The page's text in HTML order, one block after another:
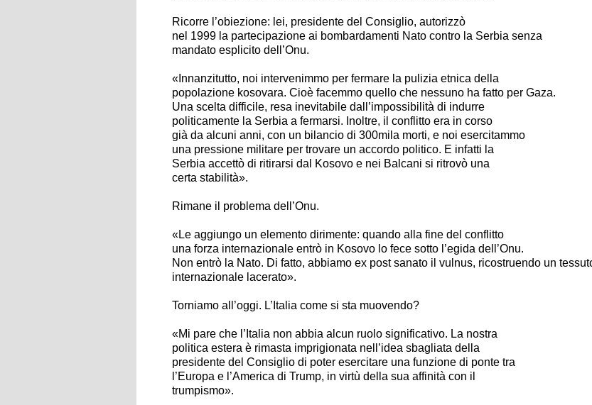
Ricorre l’obiezione: lei, presidente del Consiglio, autorizzò
nel 1999 la partecipazione ai bombardamenti Nato contro la Serbia senza
mandato esplicito dell’Onu.
«Innanzitutto, noi intervenimmo per fermare la pulizia etnica della
popolazione kosovara. Cioè facemmo quello che nessuno ha fatto per Gaza.
Una scelta difficile, resa inevitabile dall’impossibilità di indurre
politicamente la Serbia a fermarsi. Inoltre, il conflitto era in corso
già da alcuni anni, con un bilancio di 300mila morti, e noi esercitammo
una pressione militare per trovare un accordo politico. E infatti la
Serbia accettò di ritirarsi dal Kosovo e nei Balcani si ritrovò una
certa stabilità».
Rimane il problema dell’Onu.
«Le aggiungo un elemento dirimente: quando alla fine del conflitto
una forza internazionale entrò in Kosovo lo fece sotto l’egida dell’Onu.
Non entrò la Nato. Di fatto, abbiamo ex post sanato il vulnus, ricostruendo un
internazionale lacerato».
Torniamo all’oggi. L’Italia come si sta muovendo?
«Mi pare che l’Italia non abbia alcun ruolo significativo. La nostra
politica estera è rimasta imprigionata nell’idea sbagliata della
presidente del Consiglio di poter esercitare una funzione di ponte tra
l’Europa e l’America di Trump, in virtù della sua affinità con il
trumpismo».